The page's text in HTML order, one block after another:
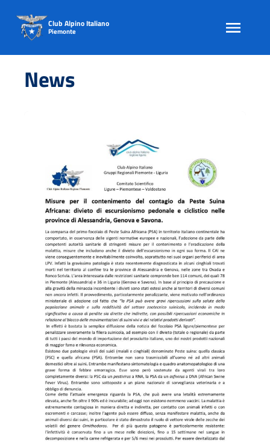
content
Club Alpino Italiano
Piemonte
News